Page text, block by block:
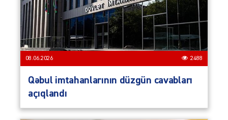
08.06.2026 2488
Qəbul imtahanlarının düzgün cavabları
açıqlandı